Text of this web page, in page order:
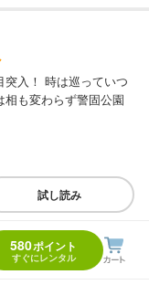
入！ 時は巡っていつ
相も変わらず警固公園
試し読み
580ポイント
すぐにレンタル